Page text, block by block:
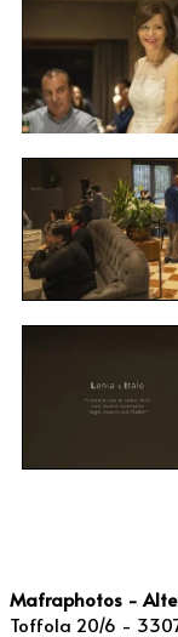
Mafraphotos -
Toffola 20/6 -